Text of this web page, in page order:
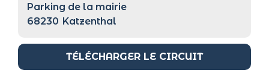
Parking de la mairie
68230 Katzenthal
TÉLÉCHARGER LE CIRCUIT